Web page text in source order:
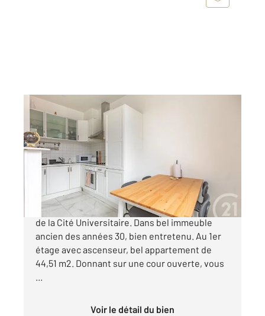
GENTILLY 94
44,51 m 2, 2 pièces
Ref : 11036
Appartement F2 à vendre
279 000 €
GENTILLY - A 2 minutes RER B et à 5 minutes
de la Cité Universitaire. Dans bel immeuble
ancien des années 30, bien entretenu. Au 1er
étage avec ascenseur, bel appartement de
44,51 m2. Donnant sur une cour ouverte, vous
...
Voir le détail du bien